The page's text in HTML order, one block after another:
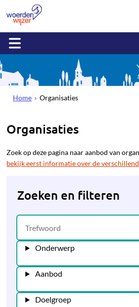
Home Organisaties
Organisaties
Zoek op deze pagina naar aanbod van
bekijk eerst informatie over de
Zoeken en filteren
Onderwerp
Aanbod
Doelgroep